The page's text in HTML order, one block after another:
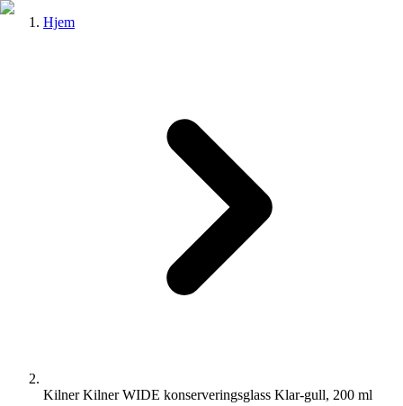
Hjem
Kilner Kilner WIDE konserveringsglass Klar-gull, 200 ml